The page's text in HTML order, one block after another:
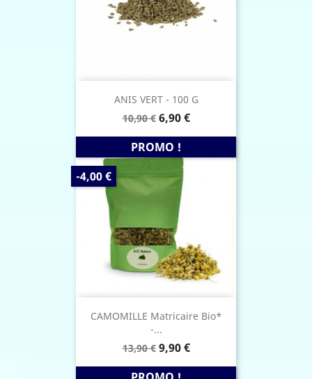
ANIS VERT - 100 G
Prix
base
10,90 € Prix
6,90 €
CAMOMILLE Matricaire Bio*
-...
Prix
base
13,90 € Prix
9,90 €
PROMO !
PRIX
DE
-4,00 €